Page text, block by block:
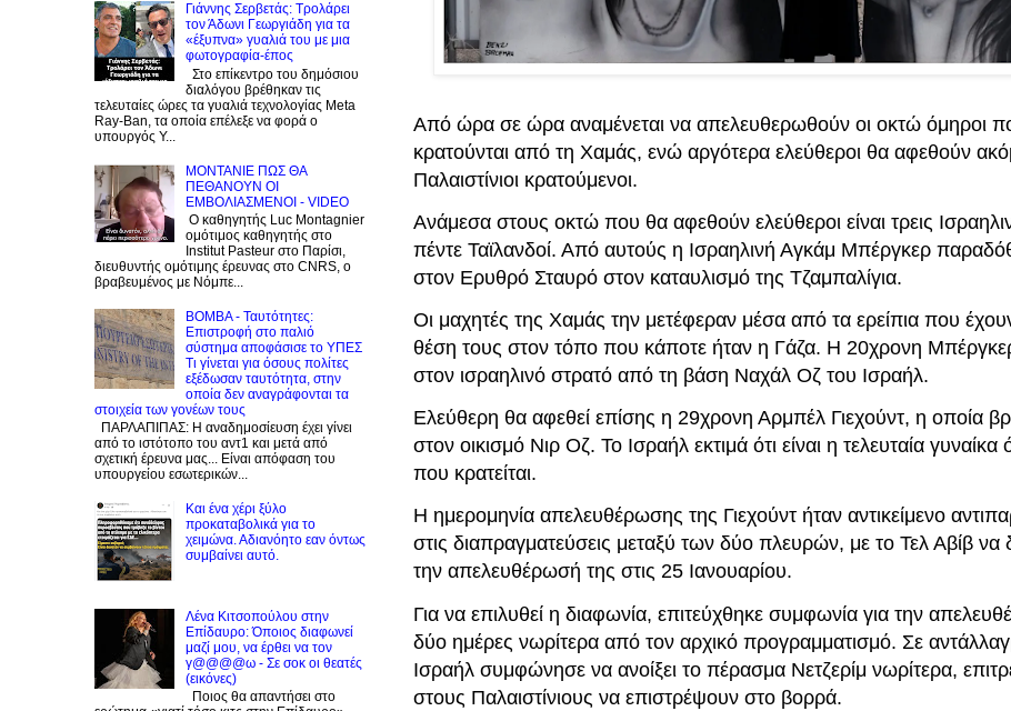
Από ώρα σε ώρα αναμένεται να απελευθερωθούν οι οκτώ όμηροι
κρατούνται από τη Χαμάς, ενώ αργότερα ελεύθεροι θα αφεθούν
Παλαιστίνιοι κρατούμενοι.
Ανάμεσα στους οκτώ που θα αφεθούν ελεύθεροι είναι τρεις
πέντε Ταϊλανδοί. Από αυτούς η Ισραηλινή Αγκάμ Μπέργκερ
στον Ερυθρό Σταυρό στον καταυλισμό της Τζαμπαλίγια.
Οι μαχητές της Χαμάς την μετέφεραν μέσα από τα ερείπια που
θέση τους στον τόπο που κάποτε ήταν η Γάζα. Η 20χρονη
στον ισραηλινό στρατό από τη βάση Ναχάλ Οζ του Ισραήλ.
Ελεύθερη θα αφεθεί επίσης η 29χρονη Αρμπέλ Γιεχούντ, η οποία
στον οικισμό Νιρ Οζ. Το Ισραήλ εκτιμά ότι είναι η τελευταία γυναίκα
που κρατείται.
Η ημερομηνία απελευθέρωσης της Γιεχούντ ήταν αντικείμενο
στις διαπραγματεύσεις μεταξύ των δύο πλευρών, με το Τελ Αβίβ να
την απελευθέρωσή της στις 25 Ιανουαρίου.
Για να επιλυθεί η διαφωνία, επιτεύχθηκε συμφωνία για την
δύο ημέρες νωρίτερα από τον αρχικό προγραμματισμό. Σε
Ισραήλ συμφώνησε να ανοίξει το πέρασμα Νετζερίμ νωρίτερα,
στους Παλαιστίνιους να επιστρέψουν στο βορρά.
Γιάννης Σερβετάς: Τρολάρει
τον Άδωνι Γεωργιάδη για τα
«έξυπνα» γυαλιά του με μια
φωτογραφία-έπος
Στο επίκεντρο του δημόσιου
διαλόγου βρέθηκαν τις
τελευταίες ώρες τα γυαλιά τεχνολογίας Meta
Ray-Ban, τα οποία επέλεξε να φορά ο
υπουργός Υ...
ΜΟΝΤΑΝΙΕ ΠΩΣ ΘΑ
ΠΕΘΑΝΟΥΝ ΟΙ
ΕΜΒΟΛΙΑΣΜΕΝΟΙ - VIDEO
Ο καθηγητής Luc Montagnier
ομότιμος καθηγητής στο
Institut Pasteur στο Παρίσι,
διευθυντής ομότιμης έρευνας στο CNRS, o
βραβευμένος με Νόμπε...
BOMBA - Ταυτότητες:
Eπιστροφή στο παλιό
σύστημα αποφάσισε το ΥΠΕΣ
Τι γίνεται για όσους πολίτες
εξέδωσαν ταυτότητα, στην
οποία δεν αναγράφονται τα
στοιχεία των γονέων τους
ΠΑΡΛΑΠΙΠΑΣ: Η αναδημοσίευση έχει γίνει
από το ιστότοπο του αντ1 και μετά από
σχετική έρευνα μας... Είναι απόφαση του
υπουργείου εσωτερικών...
Και ένα χέρι ξύλο
προκαταβολικά για το
χειμώνα. Αδιανόητο εαν όντως
συμβαίνει αυτό.
Λένα Κιτσοπούλου στην
Επίδαυρο: Όποιος διαφωνεί
μαζί μου, να έρθει να τον
γ@@@@ω - Σε σοκ οι θεατές
(εικόνες)
Ποιος θα απαντήσει στο